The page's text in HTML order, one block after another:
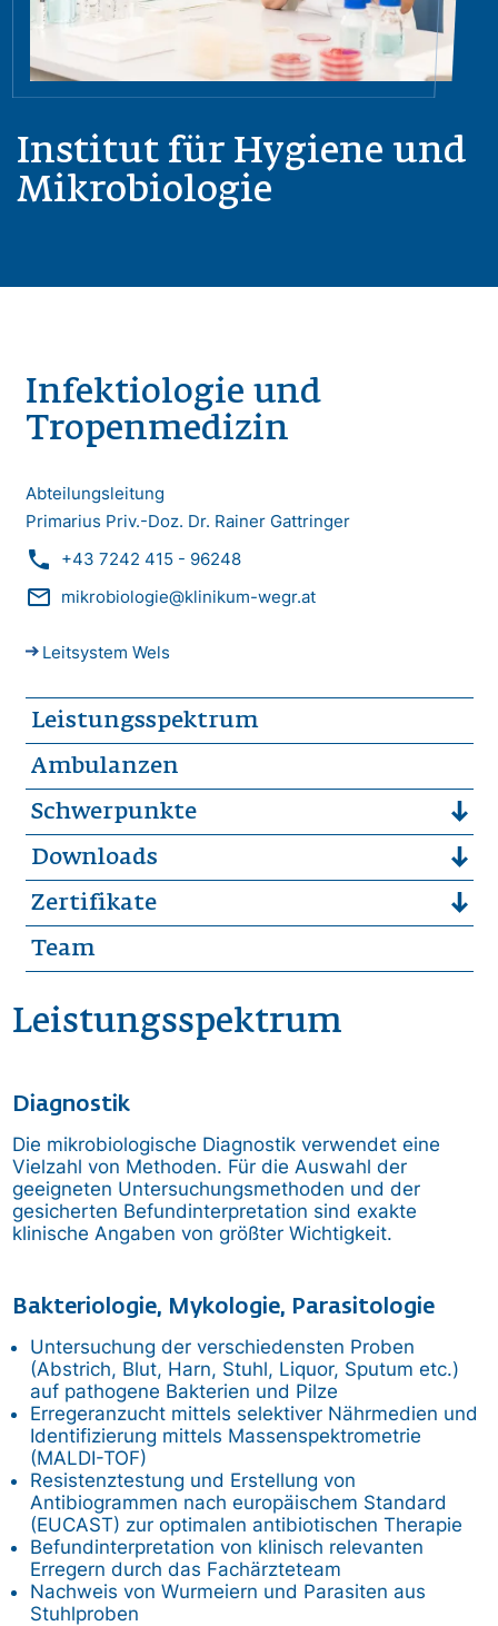
Institut für Hygiene und
Mikrobiologie
Infektiologie und
Tropenmedizin
Abteilungsleitung
Primarius Priv.-Doz. Dr. Rainer Gattringer
phone +43 7242 415 - 96248
mail_outline mikrobiologie@klinikum-wegr.at
Leitsystem Wels
Leistungsspektrum
Ambulanzen
Schwerpunkte
Downloads
Zertifikate
Team
Leistungsspektrum
Diagnostik
Die mikrobiologische Diagnostik verwendet eine
Vielzahl von Methoden. Für die Auswahl der
geeigneten Untersuchungsmethoden und der
gesicherten Befundinterpretation sind exakte
klinische Angaben von größter Wichtigkeit.
Bakteriologie, Mykologie, Parasitologie
Untersuchung der verschiedensten Proben
(Abstrich, Blut, Harn, Stuhl, Liquor, Sputum etc.)
auf pathogene Bakterien und Pilze
Erregeranzucht mittels selektiver Nährmedien und
Identifizierung mittels Massenspektrometrie
(MALDI-TOF)
Resistenztestung und Erstellung von
Antibiogrammen nach europäischem Standard
(EUCAST) zur optimalen antibiotischen Therapie
Befundinterpretation von klinisch relevanten
Erregern durch das Fachärzteteam
Nachweis von Wurmeiern und Parasiten aus
Stuhlproben